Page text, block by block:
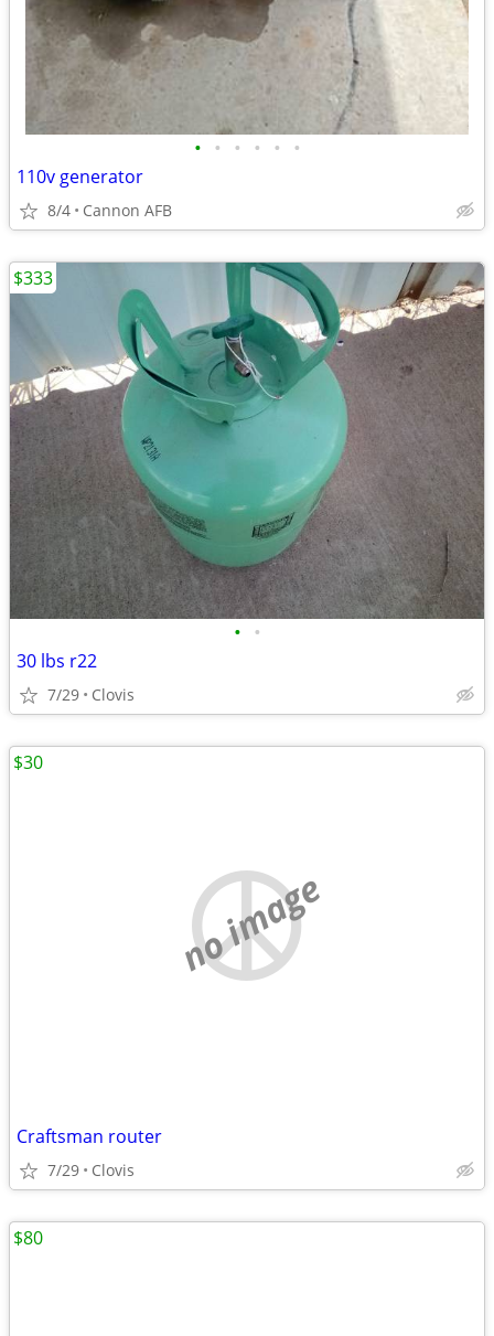
• • • • • •
110v generator
8/4 Cannon AFB
• •
30 lbs r22
7/29 Clovis
$333
no image
Craftsman router
7/29 Clovis
$30
$80